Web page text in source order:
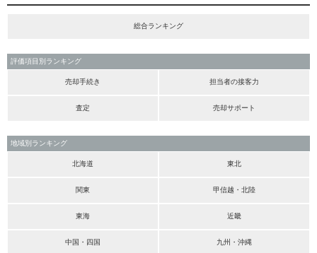
総合ランキング
評価項目別ランキング
売却手続き 担当者の接客力
査定 売却サポート
地域別ランキング
北海道 東北
関東 甲信越・北陸
東海 近畿
中国・四国 九州・沖縄